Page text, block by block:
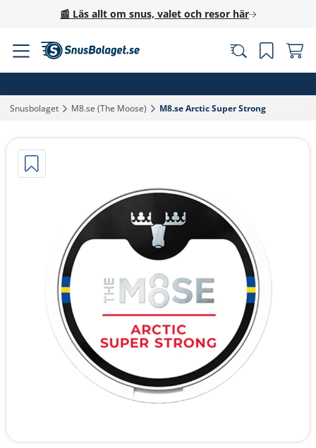
📰 Läs allt om snus, valet och resor här
Snusbolaget‎ M8.se (The Moose)‎ M8.se Arctic Super Strong‎